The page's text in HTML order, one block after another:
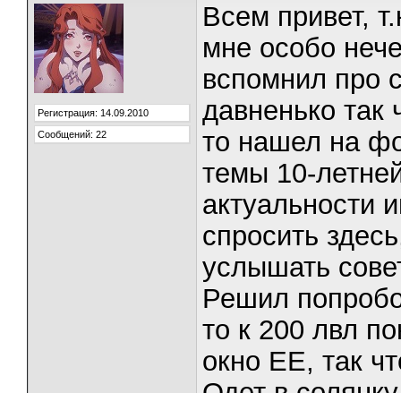
Регистрация: 14.09.2010
Сообщений: 22
Всем привет,
мне особо
вспомнил про
давненько так
то нашел на
темы 10-
актуальности
спросить
услышать
Решил
то к 200 лвл
окно ЕЕ, так